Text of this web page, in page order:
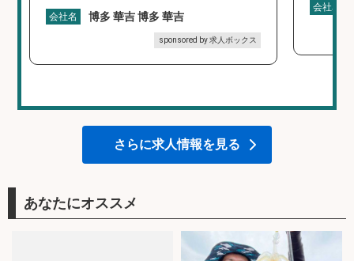
会社名 博多 華吉 博多 華吉
sponsored by 求人ボックス
会社名
さらに求人情報を見る
あなたにオススメ